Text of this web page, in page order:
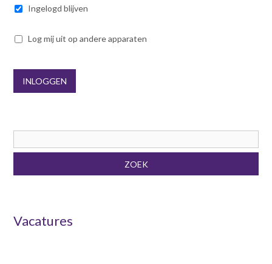
p
o
a
n
n
t
n
Ingelogd blijven
Log mij uit op andere apparaten
INLOGGEN
ZOEK
Vacatures